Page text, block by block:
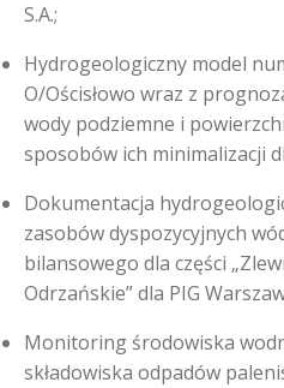
S.A.;
Hydrogeologiczny model
O/Ościsłowo wraz z
wody podziemne i
sposobów ich minimalizacji
Dokumentacja
zasobów dyspozycyjnych
bilansowego dla części
Odrzańskie” dla PIG
Monitoring środowiska
składowiska odpadów